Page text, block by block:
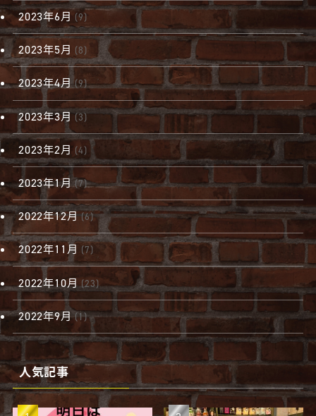
2023年6月 (9)
2023年5月 (8)
2023年4月 (9)
2023年3月(3)
2023年2月(4)
2023年1月(7)
2022年12月 (6)
2022年11月 (7)
2022年10月 (23)
2022年9月(1)
人気記事